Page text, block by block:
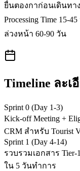
ยื่นตองกาก่อนเดินทา
Processing Time 15-
ล่วงหน้า 60-90 วัน
Timeline ละ
Sprint 0 (Day 1-3)
Kick-off Meeting +
CRM สำหรับ Tourist
Sprint 1 (Day 4-14)
รวบรวมเอกสาร Tier-1
ใน 5 วันทำการ